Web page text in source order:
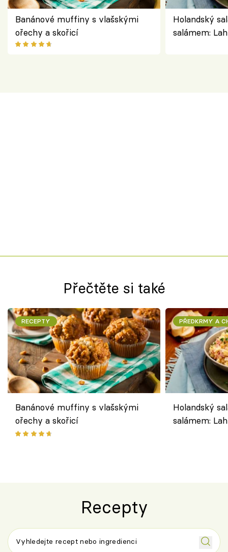
Banánové muffiny s vlašskými
ořechy a skořicí
Holandský
salámem:
Přečtěte si také
RECEPTY
Banánové muffiny s vlašskými
ořechy a skořicí
PŘEDKRMY A
Holandský
salámem:
Recepty